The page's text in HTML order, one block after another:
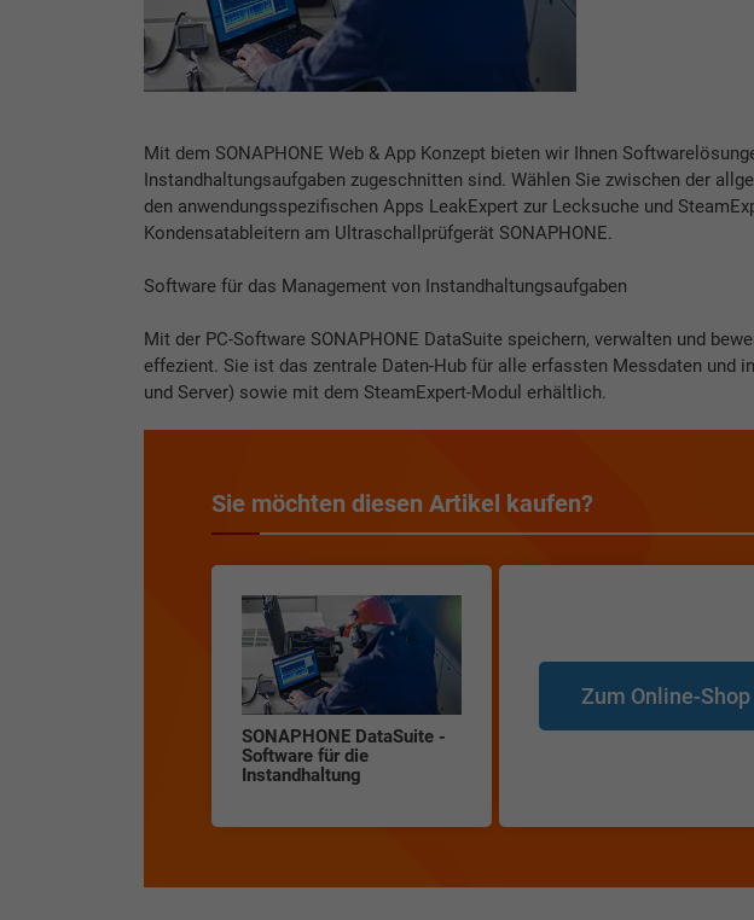
Mit dem SONAPHONE Web & App Konzept bieten wir Ihnen
Instandhaltungsaufgaben zugeschnitten sind. Wählen Sie zwischen der
den anwendungsspezifischen Apps LeakExpert zur Lecksuche und
Kondensatableitern am Ultraschallprüfgerät SONAPHONE.
Software für das Management von Instandhaltungsaufgaben
Mit der PC-Software SONAPHONE DataSuite speichern, verwalten und
effezient. Sie ist das zentrale Daten-Hub für alle erfassten Messdaten und
und Server) sowie mit dem SteamExpert-Modul erhältlich.
Sie möchten diesen Artikel kaufen?
SONAPHONE DataSuite -
Software für die
Instandhaltung
Zum Online-